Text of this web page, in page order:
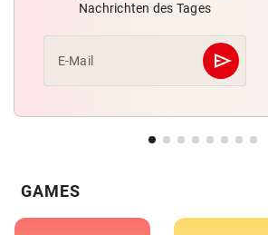
Nachrichten des Tages
E-Mail send
GAMES